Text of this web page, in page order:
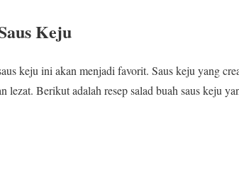
Keju
keju ini akan menjadi favorit. Saus keju yang
lezat. Berikut adalah resep salad buah saus keju